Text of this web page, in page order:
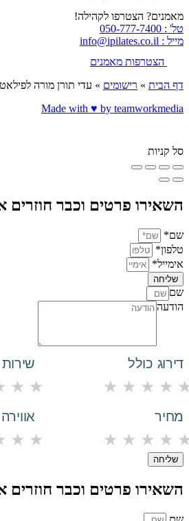
מאמנים? הצטרפו לקהילה!
טל' : 050-777-7400
מייל : info@ipilates.co.il
הצטרפות מאמנים
דף הבית » רישומים » עדי תורן מורה
Made with ♥️ by teamworkmedia
סל קניות
השאירו פרטים וכבר חוזרים
שם*
טלפון*
אימייל*
שליחה
שם
הודעה
דירוג כולל
★ ★ ★ ★
שירות
★ ★
מחיר
★ ★ ★ ★
אווירה
★ ★
שליחה
השאירו פרטים וכבר חוזרים